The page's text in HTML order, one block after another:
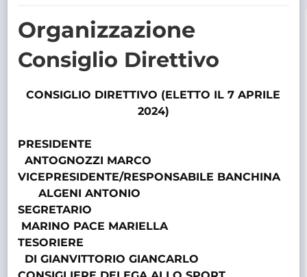
Organizzazione
Consiglio Direttivo
CONSIGLIO DIRETTIVO (ELETTO IL 7 APRILE
2024)
PRESIDENTE
ANTOGNOZZI MARCO
VICEPRESIDENTE/RESPONSABILE BANCHINA
ALGENI ANTONIO
SEGRETARIO
MARINO PACE MARIELLA
TESORIERE
DI GIANVITTORIO GIANCARLO